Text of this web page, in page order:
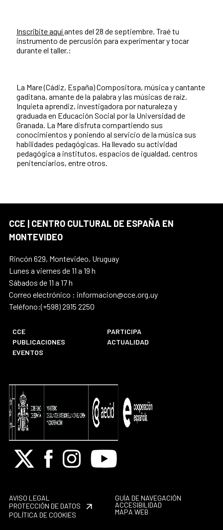
Inscribite aquíantes del 28 de septiembre. Traé tu
instrumento de percusión para experimentar y tocar
durante el taller.:
La Mare (Cádiz, España) Compositora, música y cantante
gaditana, amante de la palabra y las músicas de raíz.
Inquieta aprendiz, investigadora por naturaleza y
graduada en Educación Social por la Universidad de
Granada. La Mare disfruta compartiendo sus
conocimientos y poniendo al servicio de la música sus
habilidades pedagógicas. Ha llevado su actividad
pedagógica a institutos, espacios de igualdad, centros
penitenciarios, entre otros.
CCE | CENTRO CULTURAL DE ESPAÑA EN
MONTEVIDEO
Rincón 629, Montevideo, Uruguay
Lunes a viernes de 11 a 19 h
Sábados de 11 a 17 h
Correo electrónico : informacion@cce.org.uy
Teléfono:(+598) 2915 2250
CCE
PARTICIPA
PUBLICACIONES
ACTUALIDAD
EVENTOS
X FacebookInstagramYoutube
AVISO LEGAL
PROTECCIÓN DE DATOS
POLÍTICA DE COOKIES
GUÍA DE NAVEGACIÓN
ACCESIBILIDAD
MAPA WEB